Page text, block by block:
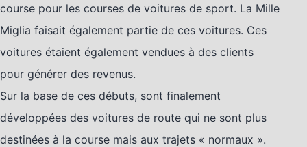
course pour les courses de voitures de sport. La Mille
Miglia faisait également partie de ces voitures. Ces
voitures étaient également vendues à des clients
pour générer des revenus.
Sur la base de ces débuts, sont finalement
développées des voitures de route qui ne sont plus
destinées à la course mais aux trajets « normaux ».